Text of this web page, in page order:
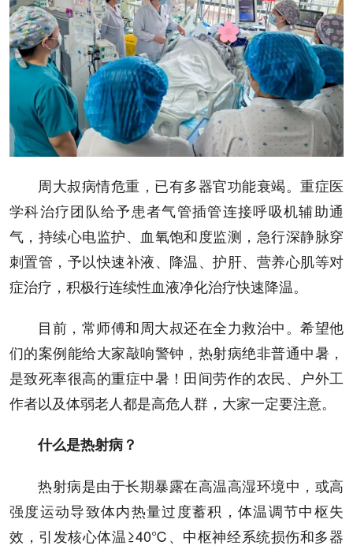
周大叔病情危重，已有多器官功能衰竭。重症医
学科治疗团队给予患者气管插管连接呼吸机辅助通
气，持续心电监护、血氧饱和度监测，急行深静脉穿
刺置管，予以快速补液、降温、护肝、营养心肌等对
症治疗，积极行连续性血液净化治疗快速降温。
目前，常师傅和周大叔还在全力救治中。希望他
们的案例能给大家敲响警钟，热射病绝非普通中暑，
是致死率很高的重症中暑！田间劳作的农民、户外工
作者以及体弱老人都是高危人群，大家一定要注意。
什么是热射病？
热射病是由于长期暴露在高温高湿环境中，或高
强度运动导致体内热量过度蓄积，体温调节中枢失
效，引发核心体温≥40℃、中枢神经系统损伤和多器